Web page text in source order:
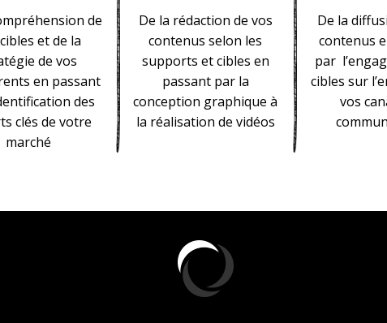
de
et de la
de vos
en passant
des
clés de votre
marché
De la rédaction de vos
contenus selon les
supports et cibles en
passant par la
conception graphique à
la réalisation de vidéos
De la
contenus
par
cibles sur
vos